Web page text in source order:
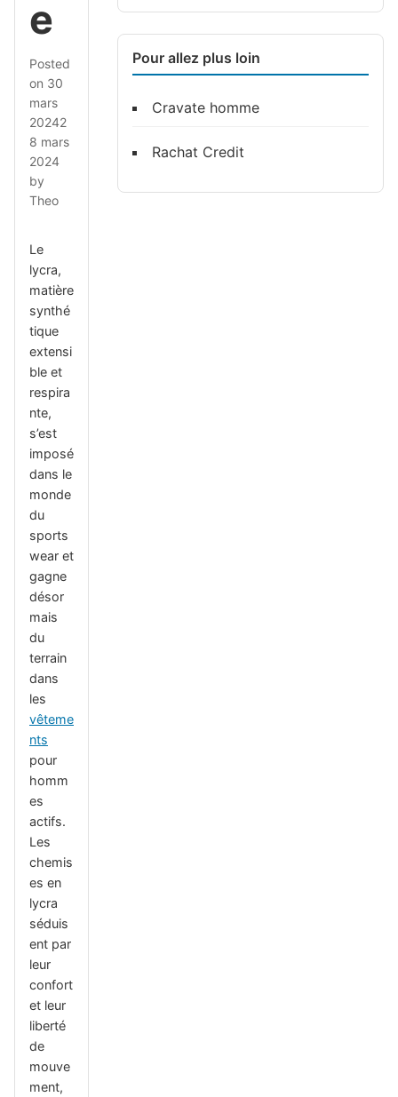
e
Posted
on 30
mars
20242
8 mars
2024
by
Theo
Le
lycra,
matière
synthé
tique
extensi
ble et
respira
nte,
s’est
imposé
dans le
monde
du
sports
wear et
gagne
désor
mais
du
terrain
dans
les
vêteme
nts
pour
homm
es
actifs.
Les
chemis
es en
lycra
séduis
ent par
leur
confort
et leur
liberté
de
mouve
ment,
Pour allez plus loin
Cravate homme
Rachat Credit